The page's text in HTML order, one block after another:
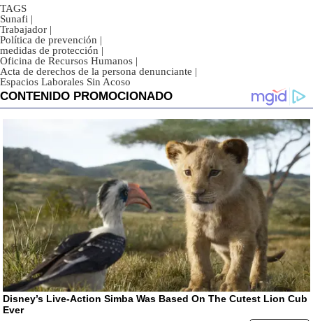
TAGS
Sunafi |
Trabajador |
Política de prevención |
medidas de protección |
Oficina de Recursos Humanos |
Acta de derechos de la persona denunciante |
Espacios Laborales Sin Acoso